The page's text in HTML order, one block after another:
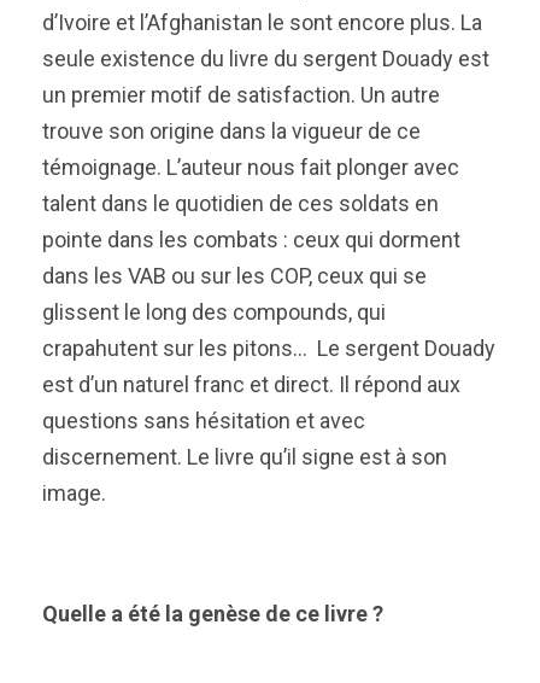
d’Ivoire et l’Afghanistan le sont encore plus. La
seule existence du livre du sergent Douady est
un premier motif de satisfaction. Un autre
trouve son origine dans la vigueur de ce
témoignage. L’auteur nous fait plonger avec
talent dans le quotidien de ces soldats en
pointe dans les combats : ceux qui dorment
dans les VAB ou sur les COP, ceux qui se
glissent le long des compounds, qui
crapahutent sur les pitons… Le sergent Douady
est d’un naturel franc et direct. Il répond aux
questions sans hésitation et avec
discernement. Le livre qu’il signe est à son
image.
Quelle a été la genèse de ce livre ?